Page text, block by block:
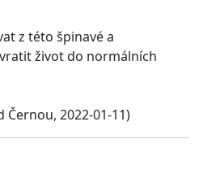
z této špinavé a
život do normálních
Černou, 2022-01-11)